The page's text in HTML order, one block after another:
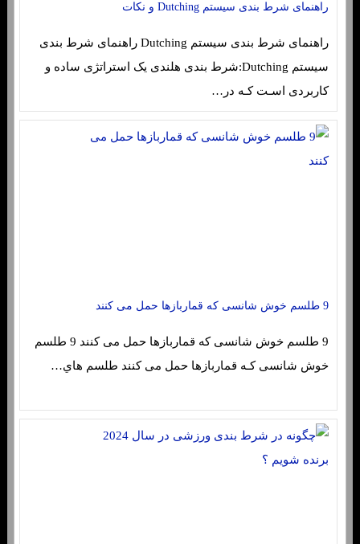
راهنمای شرط بندی سیستم Dutching و نکات
راهنمای شرط بندی سیستم Dutching راهنمای شرط بندی
سیستم Dutching:شرط بندی هلندی یک استراتژی ساده و
کاربردی اسـت کـه در…
9 طلسم خوش شانسی که قماربازها حمل می کنند
9 طلسم خوش شانسی که قماربازها حمل می کنند 9 طلسم
خوش شانسی کـه قماربازها حمل می کنند طلسم هاي‌…